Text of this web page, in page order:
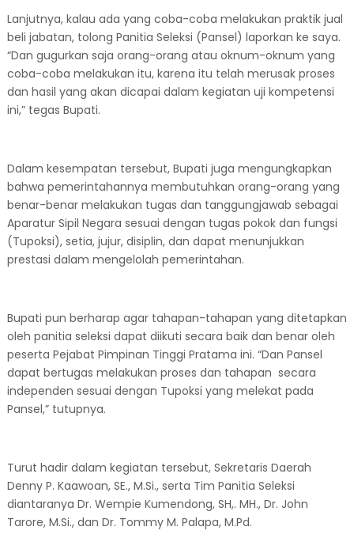
Lanjutnya, kalau ada yang coba-coba melakukan praktik jual
beli jabatan, tolong Panitia Seleksi (Pansel) laporkan ke saya.
“Dan gugurkan saja orang-orang atau oknum-oknum yang
coba-coba melakukan itu, karena itu telah merusak proses
dan hasil yang akan dicapai dalam kegiatan uji kompetensi
ini,” tegas Bupati.
Dalam kesempatan tersebut, Bupati juga mengungkapkan
bahwa pemerintahannya membutuhkan orang-orang yang
benar-benar melakukan tugas dan tanggungjawab sebagai
Aparatur Sipil Negara sesuai dengan tugas pokok dan fungsi
(Tupoksi), setia, jujur, disiplin, dan dapat menunjukkan
prestasi dalam mengelolah pemerintahan.
Bupati pun berharap agar tahapan-tahapan yang ditetapkan
oleh panitia seleksi dapat diikuti secara baik dan benar oleh
peserta Pejabat Pimpinan Tinggi Pratama ini. “Dan Pansel
dapat bertugas melakukan proses dan tahapan secara
independen sesuai dengan Tupoksi yang melekat pada
Pansel,” tutupnya.
Turut hadir dalam kegiatan tersebut, Sekretaris Daerah
Denny P. Kaawoan, SE., M.Si., serta Tim Panitia Seleksi
diantaranya Dr. Wempie Kumendong, SH,. MH., Dr. John
Tarore, M.Si., dan Dr. Tommy M. Palapa, M.Pd.